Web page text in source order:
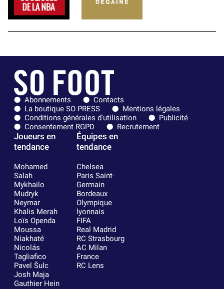
Abonnements
Contacts
La boutique SO PRESS
Mentions légales
Conditions générales d'utilisation
Publicité
Consentement RGPD
Recrutement
Joueurs en
tendance
Mohamed
Salah
Mykhailo
Mudryk
Neymar
Khalis Merah
Loïs Openda
Moussa
Niakhaté
Nicolás
Tagliafico
Pavel Šulc
Josh Maja
Gauthier Hein
Équipes en
tendance
Chelsea
Paris Saint-
Germain
Bordeaux
Olympique
lyonnais
FIFA
Real Madrid
RC Strasbourg
AC Milan
France
RC Lens